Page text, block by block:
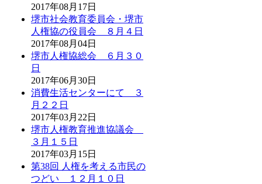
2017年08月17日
堺市社会教育委員会・堺市
人権協の役員会 ８月４日
2017年08月04日
堺市人権協総会 ６月３０
日
2017年06月30日
消費生活センターにて ３
月２２日
2017年03月22日
堺市人権教育推進協議会
３月１５日
2017年03月15日
第38回 人権を考える市民の
つどい １２月１０日